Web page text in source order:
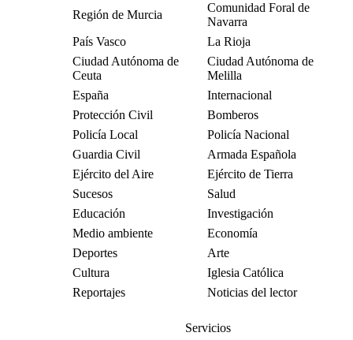
Región de Murcia
Comunidad Foral de
Navarra
País Vasco
La Rioja
Ciudad Autónoma de
Ceuta
Ciudad Autónoma de
Melilla
España
Internacional
Protección Civil
Bomberos
Policía Local
Policía Nacional
Guardia Civil
Armada Española
Ejército del Aire
Ejército de Tierra
Sucesos
Salud
Educación
Investigación
Medio ambiente
Economía
Deportes
Arte
Cultura
Iglesia Católica
Reportajes
Noticias del lector
Servicios